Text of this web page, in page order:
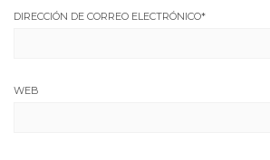
DIRECCIÓN DE CORREO ELECTRÓNICO*
WEB